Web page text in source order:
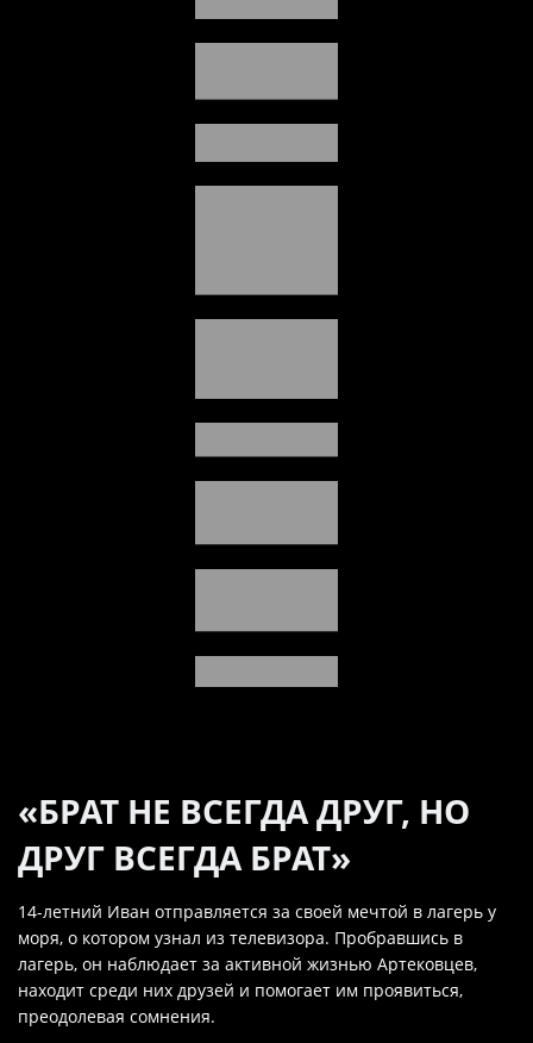
«БРАТ НЕ ВСЕГДА ДРУГ, НО
ДРУГ ВСЕГДА БРАТ»
14-летний Иван отправляется за своей мечтой в лагерь у
моря, о котором узнал из телевизора. Пробравшись в
лагерь, он наблюдает за активной жизнью Артековцев,
находит среди них друзей и помогает им проявиться,
преодолевая сомнения.